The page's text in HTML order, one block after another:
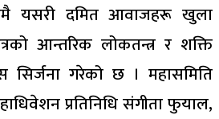
यसरी दमित आवाजहरू खुला
आन्तरिक लोकतन्त्र र शक्ति
सिर्जना गरेको छ । महासमिति
प्रतिनिधि संगीता फुयाल,